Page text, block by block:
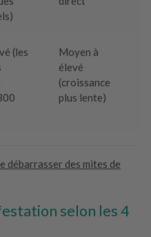
(les
Moyen à
élevé
(croissance
plus lente)
débarrasser des mites de
selon les 4